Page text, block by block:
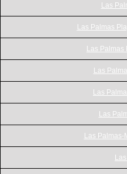
Las
Las Palmas
Las Palmas
Las
Las
Las
Las Palmas-